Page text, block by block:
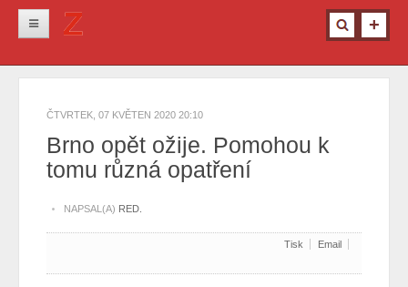
Kultura
Info z města
Ostatní
ČTVRTEK, 07 KVĚTEN 2020 20:10
Brno opět ožije. Pomohou k
tomu různá opatření
NAPSAL(A) RED.
Tisk Email